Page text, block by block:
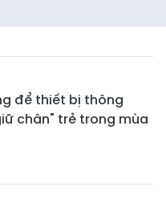
để thiết bị thông
chân" trẻ trong mùa